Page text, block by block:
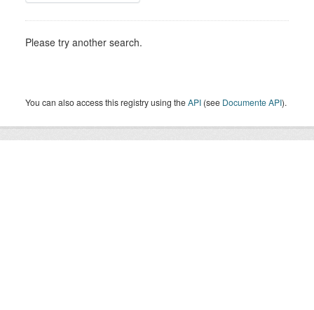
Please try another search.
You can also access this registry using theAPI (see Documente API).